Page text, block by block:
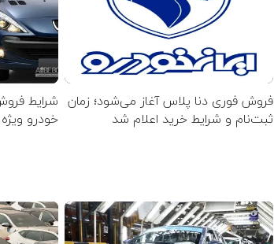
فروش فوری دنا پلاس آغاز می‌شود؛ زمان
ثبت‌نام و شرایط خرید اعلام شد
شرایط
خودرو ویژه مرداد ۱۴۰۵